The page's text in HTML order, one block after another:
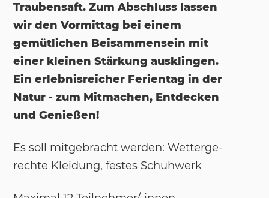
Traubensaft. Zum Abschluss lassen
wir den Vormittag bei einem
gemütlichen Beisammensein mit
einer kleinen Stärkung ausklingen.
Ein erlebnisreicher Ferientag in der
Natur - zum Mitmachen, Entdecken
und Genießen!
Es soll mit­ge­bracht wer­den: Wet­ter­ge­
rech­te Klei­dung, fes­tes Schuh­werk